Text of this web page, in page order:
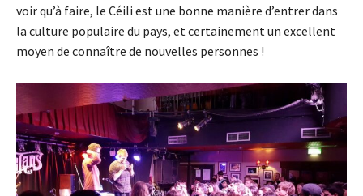
voir qu’à faire, le Céili est une bonne manière d’entrer dans
la culture populaire du pays, et certainement un excellent
moyen de connaître de nouvelles personnes !